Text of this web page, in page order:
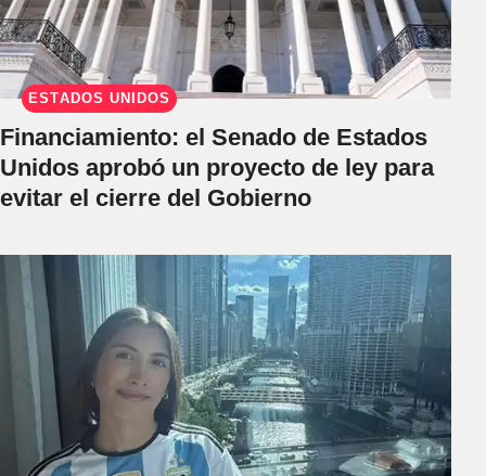
ESTADOS UNIDOS
Financiamiento: el Senado de Estados
Unidos aprobó un proyecto de ley para
evitar el cierre del Gobierno